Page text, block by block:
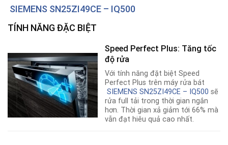
SIEMENS SN25ZI49CE – IQ500
TÍNH NĂNG ĐẶC BIỆT
Speed Perfect Plus: Tăng tốc
độ rửa
Với tính năng đặt biệt Speed
Perfect Plus trên máy rửa bát
SIEMENS SN25ZI49CE – IQ500 sẽ
rửa full tải trong thời gian ngắn
hơn. Thời gian xả giảm tới 66% mà
vẫn đạt hiêu quả cao nhất.